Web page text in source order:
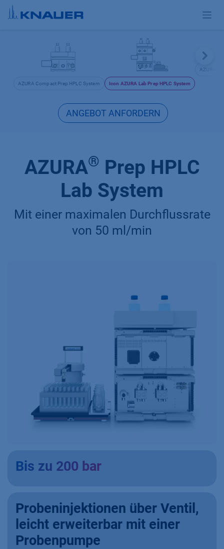
Zum Inhalt springen
AZURA Compact Prep HPLC System Icon AZURA Lab Prep HPLC System
AZURA
ANGEBOT ANFORDERN
AZURA® Prep HPLC
Lab System
Mit einer maximalen Durchflussrate
von 50 ml/min
Bis zu 200 bar
Probeninjektionen über Ventil,
leicht erweiterbar mit einer
Probenpumpe